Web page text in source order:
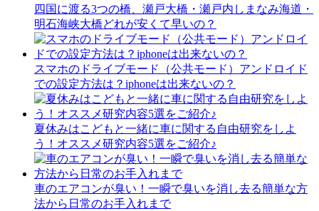
四国に渡る3つの橋、瀬戸大橋・瀬戸内しまなみ海道・
明石海峡大橋どれが安くて早いの？
スマホのドライブモード（公共モード）アンドロイド
での設定方法は？iphoneは出来ないの？
夏休みはこどもと一緒に車に関する自由研究をしよ
う！オススメ研究内容5選をご紹介♪
車のエアコンが臭い！一瞬で臭いを消し去る簡単な方
法から日常のお手入れまで